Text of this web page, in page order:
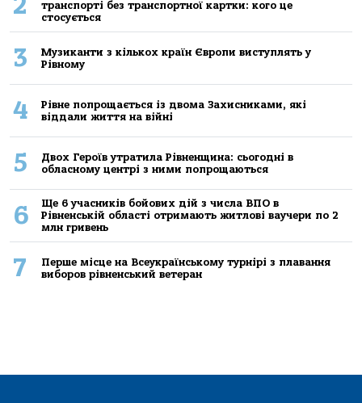
транспорті без транспортної картки: кого це
стосується
3
Музиканти з кількох країн Європи виступлять у
Рівному
4
Рівне попрощається із двома Захисниками, які
віддали життя на війні
5
Двох Героїв утратила Рівненщина: сьогодні в
обласному центрі з ними попрощаються
6
Ще 6 учасників бойових дій з числа ВПО в
Рівненській області отримають житлові ваучери по 2
млн гривень
7
Перше місце на Всеукраїнському турнірі з плавання
виборов рівненський ветеран